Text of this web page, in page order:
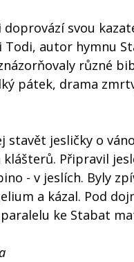
svou
Todi, autor hymnu
různé
pátek, drama
stavět jesličky o
Připravil
- v jeslích. Byly
a kázal. Pod
ke Stabat